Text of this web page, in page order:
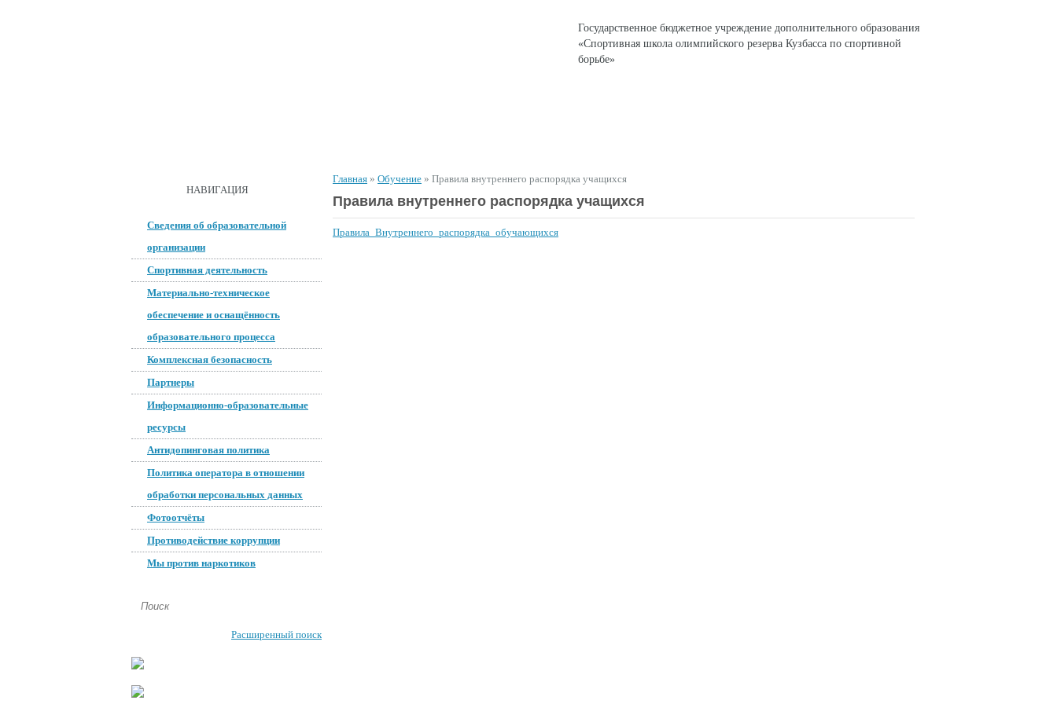
Государственное бюджетное учреждение дополнительного образования
«Спортивная школа олимпийского резерва Кузбасса по спортивной
борьбе»
НАВИГАЦИЯ
Сведения об образовательной
организации
Спортивная деятельность
Материально-техническое
обеспечение и оснащённость
образовательного процесса
Комплексная безопасность
Партнеры
Информационно-образовательные
ресурсы
Антидопинговая политика
Политика оператора в отношении
обработки персональных данных
Фотоотчёты
Противодействие коррупции
Мы против наркотиков
Расширенный поиск
Главная » Обучение » Правила внутреннего распорядка учащихся
Правила внутреннего распорядка учащихся
Правила_Внутреннего_распорядка_обучающихся